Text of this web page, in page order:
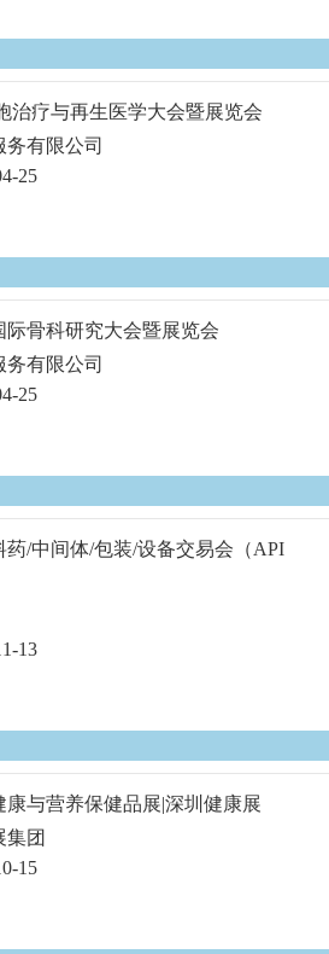
治疗与再生医学大会暨展览会
有限公司
25
际骨科研究大会暨展览会
有限公司
25
药/中间体/包装/设备交易会（API
13
康与营养保健品展|深圳健康展
集团
15